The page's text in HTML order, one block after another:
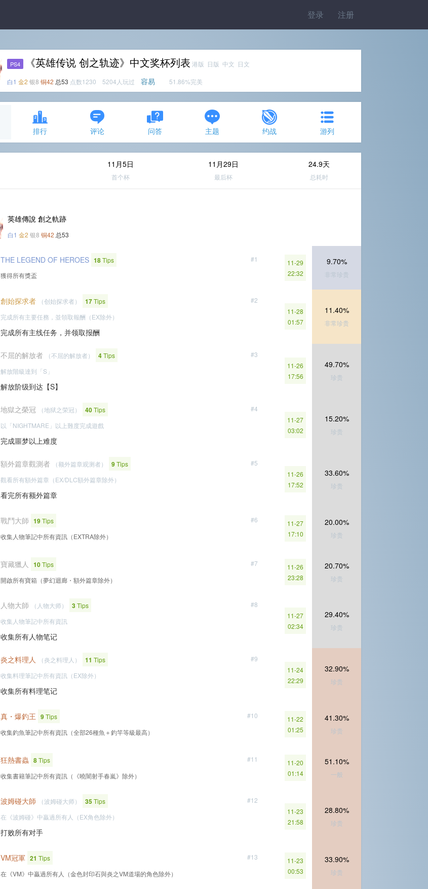
登录 注册
PS4 《英雄传说 创之轨迹》中文奖杯列表 港版 日版 中文 日文
白1 金2 银8 铜42 总53 点数1230 5204人玩过 容易 51.86%完美
排行 评论 问答 主题 约战 游列
11月5日
首个杯
11月29日
最后杯
24.9天
总耗时
英雄傳說 創之軌跡
白1 金2 银8 铜42 总53
#1
THE LEGEND OF HEROES 18Tips
獲得所有獎盃
11-29
22:32
9.70%
非常珍贵
#2
創始探求者 （创始探求者） 17Tips
完成所有主要任務，並領取報酬（EX除外）
完成所有主线任务，并领取报酬
11-28
01:57
11.40%
非常珍贵
#3
不屈的解放者 （不屈的解放者） 4Tips
解放階級達到「S」
解放阶级到达【S】
11-26
17:56
49.70%
珍贵
#4
地獄之榮冠 （地狱之荣冠） 40Tips
以「NIGHTMARE」以上難度完成遊戲
完成噩梦以上难度
11-27
03:02
15.20%
珍贵
#5
額外篇章觀測者 （额外篇章观测者） 9Tips
觀看所有額外篇章（EX/DLC額外篇章除外）
看完所有额外篇章
11-26
17:52
33.60%
珍贵
#6
戰鬥大師 19Tips
收集人物筆記中所有資訊（EXTRA除外）
11-27
17:10
20.00%
珍贵
#7
寶藏獵人 10Tips
開啟所有寶箱（夢幻迴廊・額外篇章除外）
11-26
23:28
20.70%
珍贵
#8
人物大師 （人物大师） 3Tips
收集人物筆記中所有資訊
收集所有人物笔记
11-27
02:34
29.40%
珍贵
#9
炎之料理人 （炎之料理人） 11 Tips
收集料理筆記中所有資訊（EX除外）
收集所有料理笔记
11-24
22:29
32.90%
珍贵
#10
真・爆釣王 9Tips
收集釣魚筆記中所有資訊（全部26種魚＋釣竿等級最高）
11-22
01:25
41.30%
珍贵
#11
狂熱書蟲 8Tips
收集書籍筆記中所有資訊（《曉闇射手春嵐》除外）
11-20
01:14
51.10%
一般
#12
波姆碰大師 （波姆碰大师） 35Tips
在《波姆碰》中贏過所有人（EX角色除外）
打败所有对手
11-23
21:58
28.80%
珍贵
#13
VM冠軍 21 Tips
在《VM》中贏過所有人（金色封印石與炎之VM道場的角色除外）
11-23
00:53
33.90%
珍贵